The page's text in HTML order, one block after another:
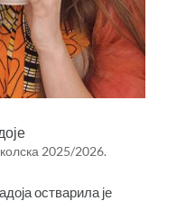
2025/2026.
остварила је